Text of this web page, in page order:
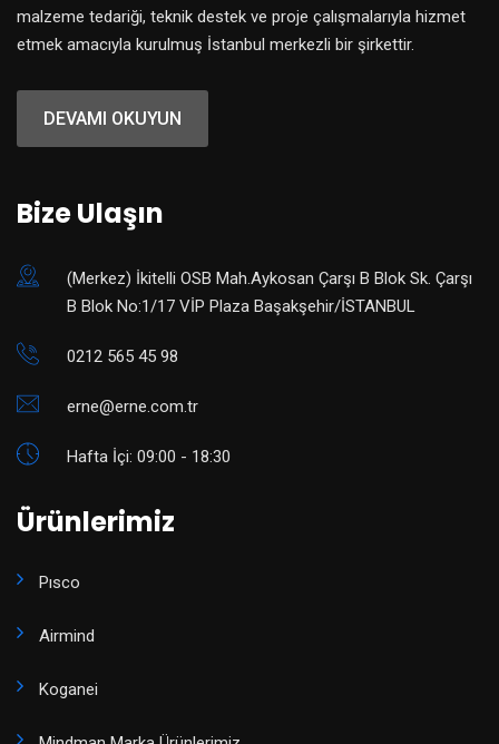
malzeme tedariği, teknik destek ve proje çalışmalarıyla hizmet
etmek amacıyla kurulmuş İstanbul merkezli bir şirkettir.
DEVAMI OKUYUN
Bize Ulaşın
(Merkez) ​İkitelli OSB Mah.Aykosan Çarşı B Blok Sk. Çarşı
B Blok No:1/17 VİP Plaza Başakşehir/İSTANBUL
0212 565 45 98
erne@erne.com.tr
Hafta İçi: 09:00 - 18:30
Ürünlerimiz
Pısco
Airmind
Koganei